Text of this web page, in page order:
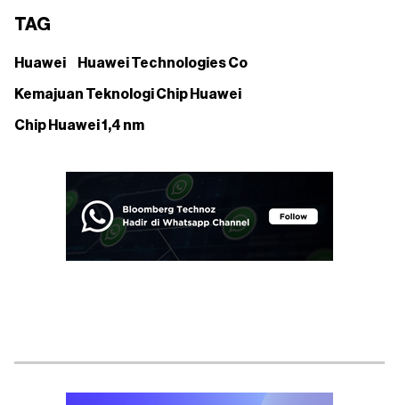
TAG
Huawei Huawei Technologies Co
Kemajuan Teknologi Chip Huawei
Chip Huawei 1,4 nm